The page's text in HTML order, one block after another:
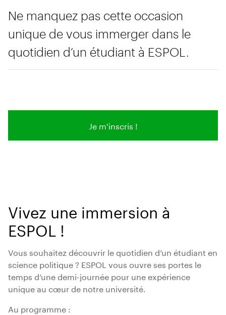
Ne manquez pas cette occasion
unique de vous immerger dans le
quotidien d’un étudiant à ESPOL.
Je m'inscris !
Vivez une immersion à
ESPOL !
Vous souhaitez découvrir le quotidien d’un étudiant en
science politique ? ESPOL vous ouvre ses portes le
temps d’une demi-journée pour une expérience
unique au cœur de notre université.
Au programme :